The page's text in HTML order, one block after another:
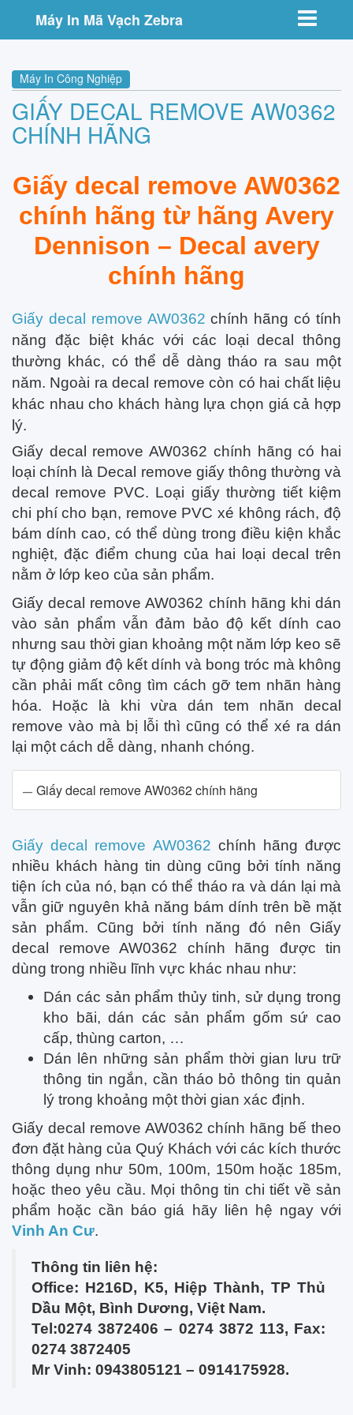
Toggle
Máy In Mã Vạch Zebra
Máy In Công Nghiệp
GIẤY DECAL REMOVE AW0362
CHÍNH HÃNG
Giấy decal remove AW0362
chính hãng từ hãng Avery
Dennison – Decal avery
chính hãng
Giấy decal remove AW0362 chính hãng có tính
năng đặc biệt khác với các loại decal thông
thường khác, có thể dễ dàng tháo ra sau một
năm. Ngoài ra decal remove còn có hai chất liệu
khác nhau cho khách hàng lựa chọn giá cả hợp
lý.
Giấy decal remove AW0362 chính hãng có hai
loại chính là Decal remove giấy thông thường và
decal remove PVC. Loại giấy thường tiết kiệm
chi phí cho bạn, remove PVC xé không rách, độ
bám dính cao, có thể dùng trong điều kiện khắc
nghiệt, đặc điểm chung của hai loại decal trên
nằm ở lớp keo của sản phẩm.
Giấy decal remove AW0362 chính hãng khi dán
vào sản phẩm vẫn đảm bảo độ kết dính cao
nhưng sau thời gian khoảng một năm lớp keo sẽ
tự động giảm độ kết dính và bong tróc mà không
cần phải mất công tìm cách gỡ tem nhãn hàng
hóa. Hoặc là khi vừa dán tem nhãn decal
remove vào mà bị lỗi thì cũng có thể xé ra dán
lại một cách dễ dàng, nhanh chóng.
Giấy decal remove AW0362 chính hãng
Giấy decal remove AW0362 chính hãng được
nhiều khách hàng tin dùng cũng bởi tính năng
tiện ích của nó, bạn có thể tháo ra và dán lại mà
vẫn giữ nguyên khả năng bám dính trên bề mặt
sản phẩm. Cũng bởi tính năng đó nên Giấy
decal remove AW0362 chính hãng được tin
dùng trong nhiều lĩnh vực khác nhau như:
Dán các sản phẩm thủy tinh, sử dụng trong
kho bãi, dán các sản phẩm gốm sứ cao
cấp, thùng carton, …
Dán lên những sản phẩm thời gian lưu trữ
thông tin ngắn, cần tháo bỏ thông tin quản
lý trong khoảng một thời gian xác định.
Giấy decal remove AW0362 chính hãng bế theo
đơn đặt hàng của Quý Khách với các kích thước
thông dụng như 50m, 100m, 150m hoặc 185m,
hoặc theo yêu cầu. Mọi thông tin chi tiết về sản
phẩm hoặc cần báo giá hãy liên hệ ngay với
Vinh An Cư.
Thông tin liên hệ:
Office: H216D, K5, Hiệp Thành, TP Thủ
Dầu Một, Bình Dương, Việt Nam.
Tel:0274 3872406 – 0274 3872 113, Fax:
0274 3872405
Mr Vinh: 0943805121 – 0914175928.